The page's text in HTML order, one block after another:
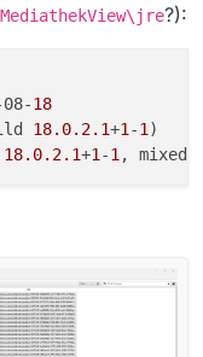
?):
18
18.0.2.1+1-1)
18.0.2.1+1-1, mixed